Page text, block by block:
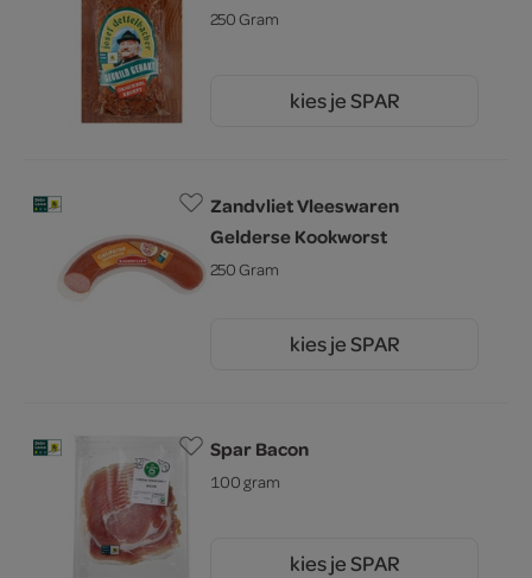
250 Gram
kies je SPAR
Zandvliet Vleeswaren
Gelderse Kookworst
250 Gram
kies je SPAR
Spar Bacon
100 gram
kies je SPAR